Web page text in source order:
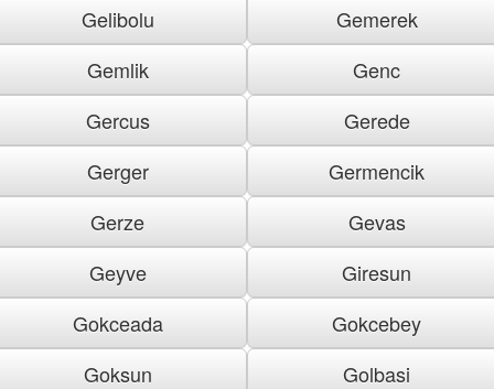
Gelibolu
Gemerek
Gemlik
Genc
Gercus
Gerede
Gerger
Germencik
Gerze
Gevas
Geyve
Giresun
Gokceada
Gokcebey
Goksun
Golbasi